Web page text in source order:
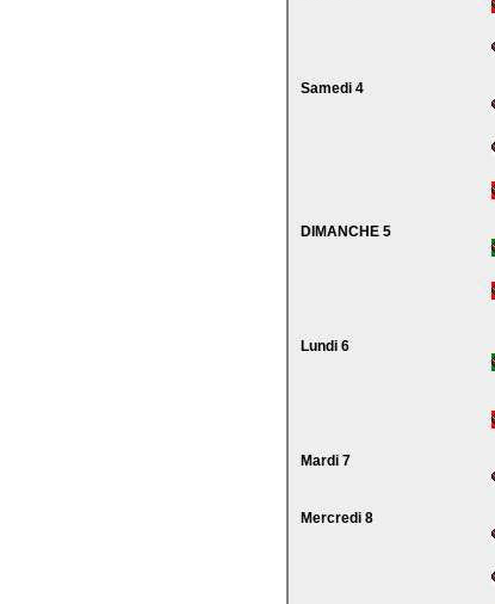
Samedi 4
DIMANCHE 5
Lundi 6
Mardi 7
Mercredi 8